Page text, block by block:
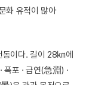
화 유적이 많아
동이다. 길이 28㎞에
폭포 · 급연(急淵) ·